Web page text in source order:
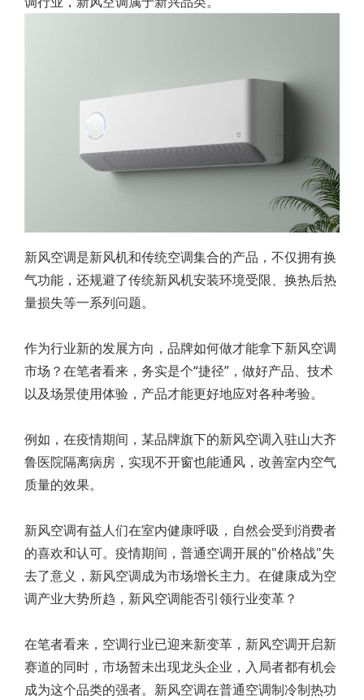
新风空调是新风机和传统空调集合的产品，不仅拥有换
气功能，还规避了传统新风机安装环境受限、换热后热
量损失等一系列问题。
作为行业新的发展方向，品牌如何做才能拿下新风空调
市场？在笔者看来，务实是个“捷径”，做好产品、技术
以及场景使用体验，产品才能更好地应对各种考验。
例如，在疫情期间，某品牌旗下的新风空调入驻山大齐
鲁医院隔离病房，实现不开窗也能通风，改善室内空气
质量的效果。
新风空调有益人们在室内健康呼吸，自然会受到消费者
的喜欢和认可。疫情期间，普通空调开展的"价格战"失
去了意义，新风空调成为市场增长主力。在健康成为空
调产业大势所趋，新风空调能否引领行业变革？
在笔者看来，空调行业已迎来新变革，新风空调开启新
赛道的同时，市场暂未出现龙头企业，入局者都有机会
成为这个品类的强者。新风空调在普通空调制冷制热功